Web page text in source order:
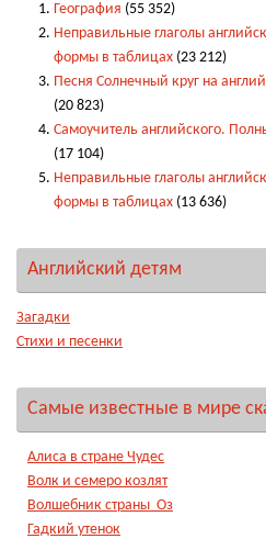
География (55 352)
Неправильные глаголы
формы в таблицах (23 212)
Песня Солнечный круг на
(20 823)
Самоучитель английского.
(17 104)
Неправильные глаголы
формы в таблицах (13 636)
Английский детям
Загадки
Стихи и песенки
Самые известные в мире
Алиса в стране Чудес
Волк и семеро козлят
Волшебник страны Оз
Гадкий утенок